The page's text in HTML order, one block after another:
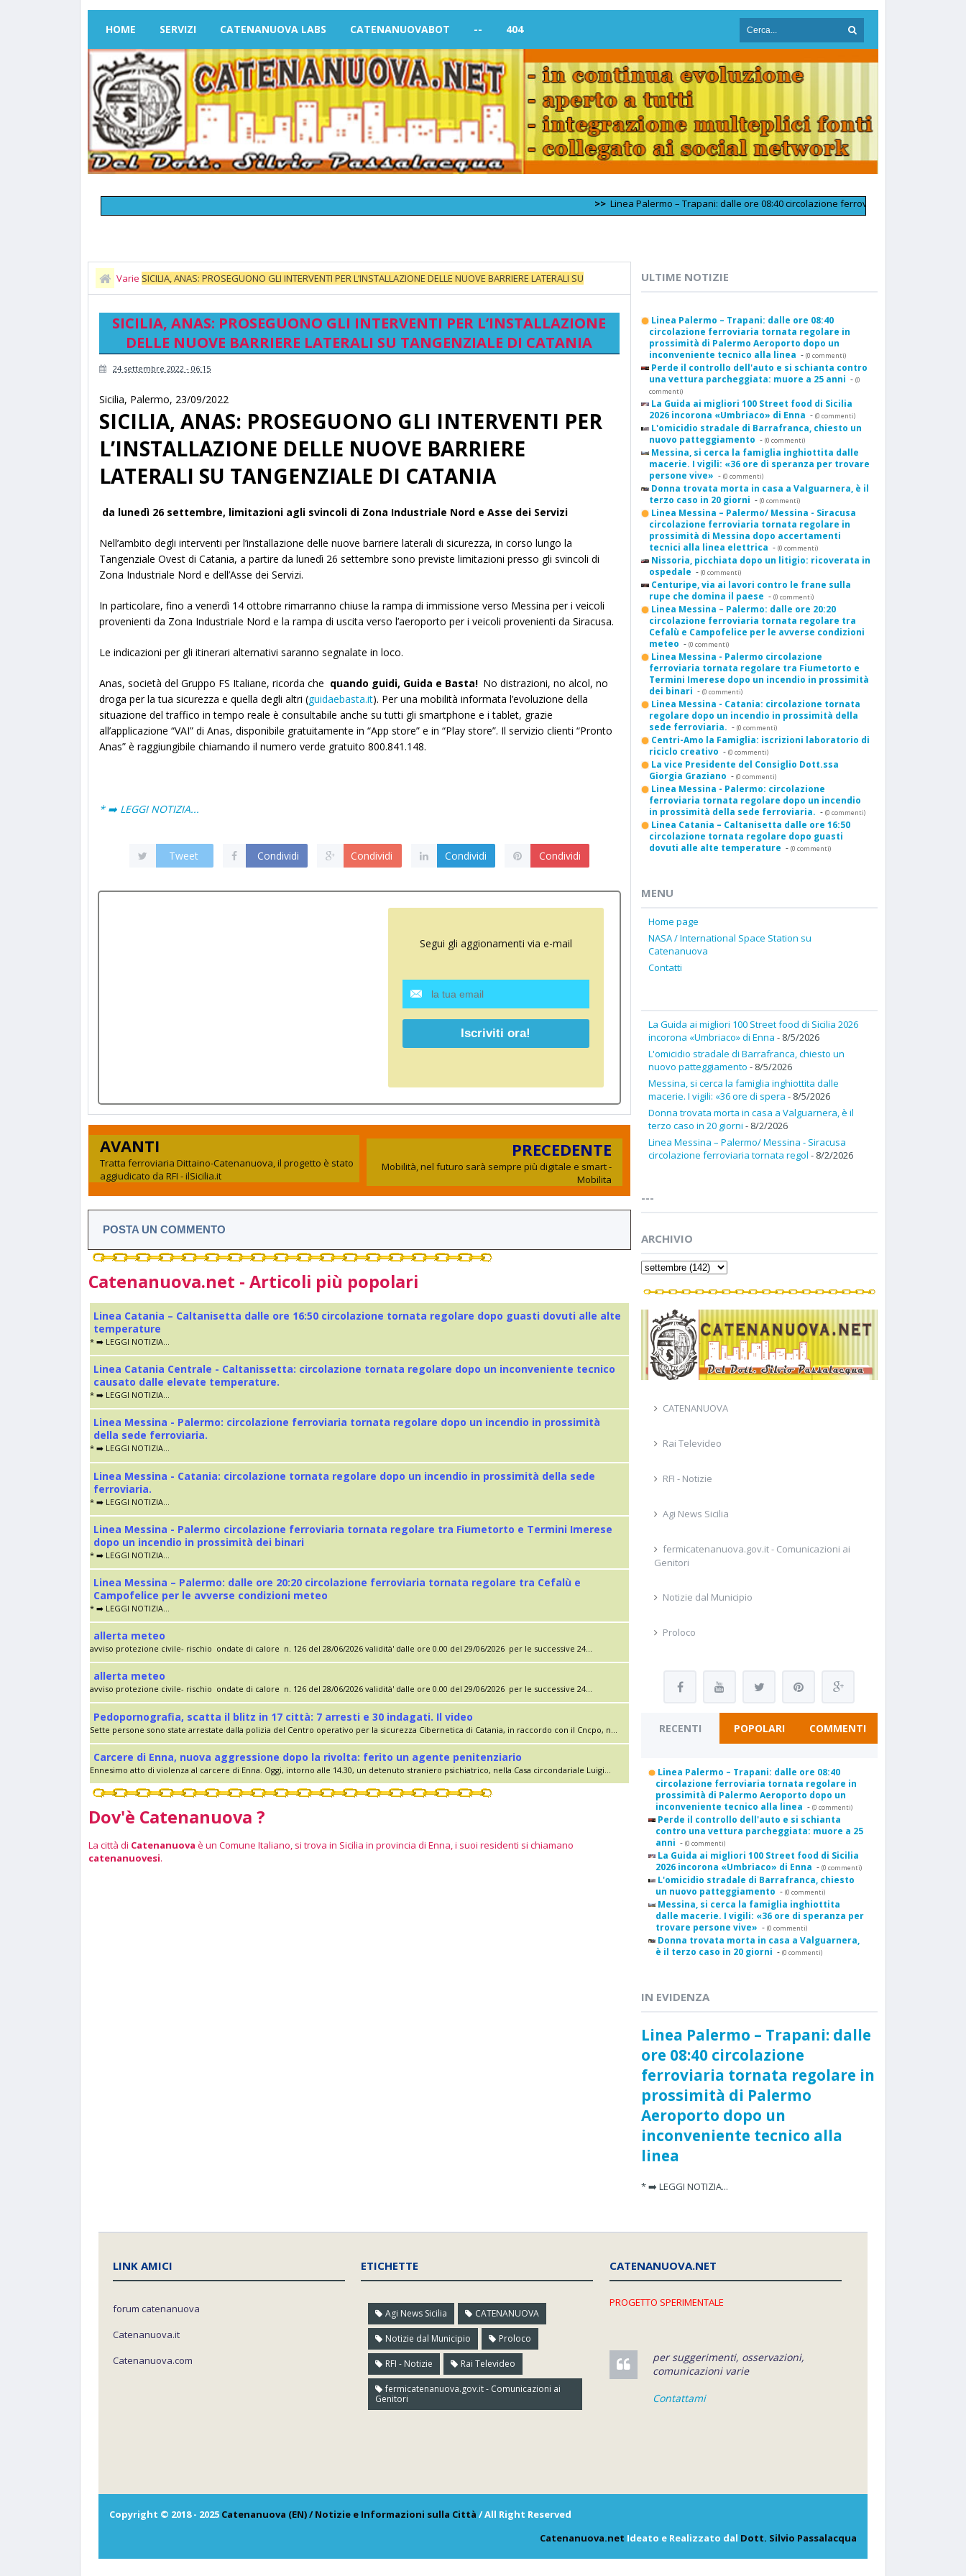
HOME SERVIZI CATENANUOVA LABS CATENANUOVABOT -- 404
Linea Palermo – Trapani: dalle ore 08:40 circolazione ferroviaria tornata regolare in
Varie SICILIA, ANAS: PROSEGUONO GLI INTERVENTI PER L’INSTALLAZIONE DELLE NUOVE BARRIERE LATERALI SU
SICILIA, ANAS: PROSEGUONO GLI INTERVENTI PER L’INSTALLAZIONE
DELLE NUOVE BARRIERE LATERALI SU TANGENZIALE DI CATANIA
24 settembre 2022 - 06:15
Sicilia, Palermo, 23/09/2022
SICILIA, ANAS: PROSEGUONO GLI INTERVENTI PER
L’INSTALLAZIONE DELLE NUOVE BARRIERE
LATERALI SU TANGENZIALE DI CATANIA
da lunedì 26 settembre, limitazioni agli svincoli di Zona Industriale Nord e Asse dei Servizi
Nell’ambito degli interventi per l’installazione delle nuove barriere laterali di sicurezza, in corso lungo la
Tangenziale Ovest di Catania, a partire da lunedì 26 settembre sono previste limitazioni presso gli svincoli di
Zona Industriale Nord e dell’Asse dei Servizi.
In particolare, fino a venerdì 14 ottobre rimarranno chiuse la rampa di immissione verso Messina per i veicoli
provenienti da Zona Industriale Nord e la rampa di uscita verso l’aeroporto per i veicoli provenienti da Siracusa.
Le indicazioni per gli itinerari alternativi saranno segnalate in loco.
Anas, società del Gruppo FS Italiane, ricorda che quando guidi, Guida e Basta! No distrazioni, no alcol, no
droga per la tua sicurezza e quella degli altri (guidaebasta.it). Per una mobilità informata l’evoluzione della
situazione del traffico in tempo reale è consultabile anche su tutti gli smartphone e i tablet, grazie
all’applicazione “VAI” di Anas, disponibile gratuitamente in “App store” e in “Play store”. Il servizio clienti “Pronto
Anas” è raggiungibile chiamando il numero verde gratuito 800.841.148.
* ➡️ LEGGI NOTIZIA...
Tweet Condividi Condividi Condividi Condividi
Segui gli aggionamenti via e-mail
AVANTI
Tratta ferroviaria Dittaino-Catenanuova, il progetto è stato
aggiudicato da RFI - ilSicilia.it
PRECEDENTE
Mobilità, nel futuro sarà sempre più digitale e smart -
Mobilita
POSTA UN COMMENTO
Catenanuova.net - Articoli più popolari
Linea Catania – Caltanisetta dalle ore 16:50 circolazione tornata regolare dopo guasti dovuti alle alte
temperature
* ➡️ LEGGI NOTIZIA...
Linea Catania Centrale - Caltanissetta: circolazione tornata regolare dopo un inconveniente tecnico
causato dalle elevate temperature.
* ➡️ LEGGI NOTIZIA...
Linea Messina - Palermo: circolazione ferroviaria tornata regolare dopo un incendio in prossimità
della sede ferroviaria.
* ➡️ LEGGI NOTIZIA...
Linea Messina - Catania: circolazione tornata regolare dopo un incendio in prossimità della sede
ferroviaria.
* ➡️ LEGGI NOTIZIA...
Linea Messina - Palermo circolazione ferroviaria tornata regolare tra Fiumetorto e Termini Imerese
dopo un incendio in prossimità dei binari
* ➡️ LEGGI NOTIZIA...
Linea Messina – Palermo: dalle ore 20:20 circolazione ferroviaria tornata regolare tra Cefalù e
Campofelice per le avverse condizioni meteo
* ➡️ LEGGI NOTIZIA...
allerta meteo
avviso protezione civile- rischio ondate di calore n. 126 del 28/06/2026 validità' dalle ore 0.00 del 29/06/2026 per le successive 24...
allerta meteo
avviso protezione civile- rischio ondate di calore n. 126 del 28/06/2026 validità' dalle ore 0.00 del 29/06/2026 per le successive 24...
Pedopornografia, scatta il blitz in 17 città: 7 arresti e 30 indagati. Il video
Sette persone sono state arrestate dalla polizia del Centro operativo per la sicurezza Cibernetica di Catania, in raccordo con il Cncpo, n...
Carcere di Enna, nuova aggressione dopo la rivolta: ferito un agente penitenziario
Ennesimo atto di violenza al carcere di Enna. Oggi, intorno alle 14.30, un detenuto straniero psichiatrico, nella Casa circondariale Luigi...
Dov'è Catenanuova ?
La città di Catenanuova è un Comune Italiano, si trova in Sicilia in provincia di Enna, i suoi residenti si chiamano
catenanuovesi.
ULTIME NOTIZIE
Linea Palermo – Trapani: dalle ore 08:40
circolazione ferroviaria tornata regolare in
prossimità di Palermo Aeroporto dopo un
inconveniente tecnico alla linea - (0 commenti)
Perde il controllo dell'auto e si schianta contro
una vettura parcheggiata: muore a 25 anni - (0
commenti)
La Guida ai migliori 100 Street food di Sicilia
2026 incorona «Umbriaco» di Enna - (0 commenti)
L'omicidio stradale di Barrafranca, chiesto un
nuovo patteggiamento - (0 commenti)
Messina, si cerca la famiglia inghiottita dalle
macerie. I vigili: «36 ore di speranza per trovare
persone vive» - (0 commenti)
Donna trovata morta in casa a Valguarnera, è il
terzo caso in 20 giorni - (0 commenti)
Linea Messina – Palermo/ Messina - Siracusa
circolazione ferroviaria tornata regolare in
prossimità di Messina dopo accertamenti
tecnici alla linea elettrica - (0 commenti)
Nissoria, picchiata dopo un litigio: ricoverata in
ospedale - (0 commenti)
Centuripe, via ai lavori contro le frane sulla
rupe che domina il paese - (0 commenti)
Linea Messina – Palermo: dalle ore 20:20
circolazione ferroviaria tornata regolare tra
Cefalù e Campofelice per le avverse condizioni
meteo - (0 commenti)
Linea Messina - Palermo circolazione
ferroviaria tornata regolare tra Fiumetorto e
Termini Imerese dopo un incendio in prossimità
dei binari - (0 commenti)
Linea Messina - Catania: circolazione tornata
regolare dopo un incendio in prossimità della
sede ferroviaria. - (0 commenti)
Centri-Amo la Famiglia: iscrizioni laboratorio di
riciclo creativo - (0 commenti)
La vice Presidente del Consiglio Dott.ssa
Giorgia Graziano - (0 commenti)
Linea Messina - Palermo: circolazione
ferroviaria tornata regolare dopo un incendio
in prossimità della sede ferroviaria. - (0 commenti)
Linea Catania – Caltanisetta dalle ore 16:50
circolazione tornata regolare dopo guasti
dovuti alle alte temperature - (0 commenti)
MENU
Home page
NASA / International Space Station su
Catenanuova
Contatti
La Guida ai migliori 100 Street food di Sicilia 2026
incorona «Umbriaco» di Enna - 8/5/2026
L'omicidio stradale di Barrafranca, chiesto un
nuovo patteggiamento - 8/5/2026
Messina, si cerca la famiglia inghiottita dalle
macerie. I vigili: «36 ore di spera - 8/5/2026
Donna trovata morta in casa a Valguarnera, è il
terzo caso in 20 giorni - 8/2/2026
Linea Messina – Palermo/ Messina - Siracusa
circolazione ferroviaria tornata regol - 8/2/2026
---
ARCHIVIO
CATENANUOVA
Rai Televideo
RFI - Notizie
Agi News Sicilia
fermicatenanuova.gov.it - Comunicazioni ai
Genitori
Notizie dal Municipio
Proloco
RECENTI POPOLARI COMMENTI
Linea Palermo – Trapani: dalle ore 08:40
circolazione ferroviaria tornata regolare in
prossimità di Palermo Aeroporto dopo un
inconveniente tecnico alla linea - (0 commenti)
Perde il controllo dell'auto e si schianta
contro una vettura parcheggiata: muore a 25
anni - (0 commenti)
La Guida ai migliori 100 Street food di Sicilia
2026 incorona «Umbriaco» di Enna - (0 commenti)
L'omicidio stradale di Barrafranca, chiesto
un nuovo patteggiamento - (0 commenti)
Messina, si cerca la famiglia inghiottita
dalle macerie. I vigili: «36 ore di speranza per
trovare persone vive» - (0 commenti)
Donna trovata morta in casa a Valguarnera,
è il terzo caso in 20 giorni - (0 commenti)
IN EVIDENZA
Linea Palermo – Trapani: dalle
ore 08:40 circolazione
ferroviaria tornata regolare in
prossimità di Palermo
Aeroporto dopo un
inconveniente tecnico alla
linea
* ➡️ LEGGI NOTIZIA...
LINK AMICI
forum catenanuova
Catenanuova.it
Catenanuova.com
ETICHETTE
Agi News Sicilia CATENANUOVA
Notizie dal Municipio Proloco
RFI - Notizie Rai Televideo
fermicatenanuova.gov.it - Comunicazioni ai
Genitori
CATENANUOVA.NET
PROGETTO SPERIMENTALE
per suggerimenti, osservazioni,
comunicazioni varie
Contattami
Copyright © 2018 - 2025 Catenanuova (EN) / Notizie e Informazioni sulla Città / All Right Reserved
Catenanuova.net Ideato e Realizzato dal Dott. Silvio Passalacqua